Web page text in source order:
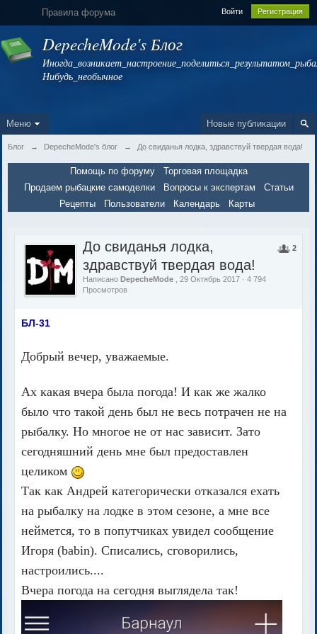
Правила форума Войти Регистрация
DepecheMode's Блог
Нибудь_необычное
Новые публикации
Меню
Блог → DepecheMode's блог → До свиданья лодка, здравствуй твердая вода!
Помощь по форуму
Торговая площадка
Продаем рыбацкие самоделки
Вопросы к экспертам
Статьи
Рецепты
Пользователи Календарь Карты
2
До свиданья лодка,
здравствуй твердая вода!
НаписаноDepecheMode
, 29 Октябрь 2017 · 4 794
Просмотров
БЛ-31
Добрый вечер, уважаемые.
Ах какая вчера была погода! И как же жалко
было что такой день был не весь потрачен не на
рыбалку. Но многое не от нас зависит. Зато
сегодняшний день мне был предоставлен
целиком
Так как Андрей категорически отказался ехать
на рыбалку на лодке в этом сезоне, а мне все
неймется, то в попутчиках увидел сообщение
Игоря (babin). Списались, сговорились,
настроились....
Вчера погода на сегодня выглядела так!